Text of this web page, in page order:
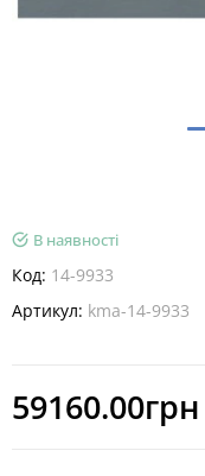
В наявності
Код: 14-9933
Артикул: kma-14-9933
59160.00грн